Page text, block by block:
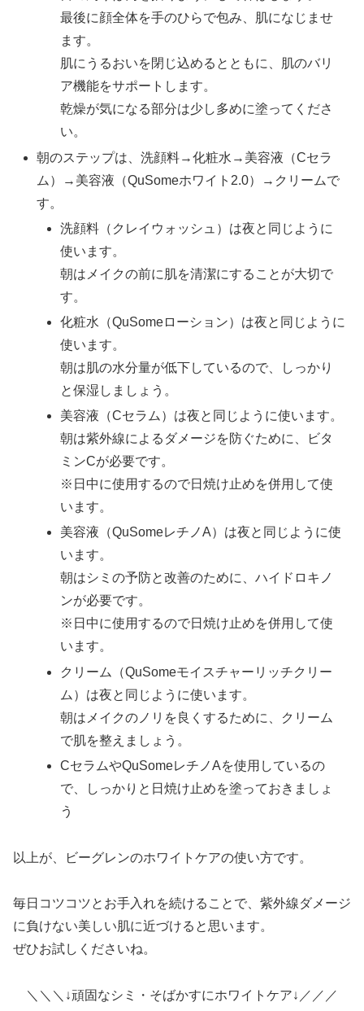
最後に顔全体を手のひらで包み、肌になじませ
ます。
肌にうるおいを閉じ込めるとともに、肌のバリ
ア機能をサポートします。
乾燥が気になる部分は少し多めに塗ってくださ
い。
朝のステップは、洗顔料→化粧水→美容液（Cセラ
ム）→美容液（QuSomeホワイト2.0）→クリームで
す。
洗顔料（クレイウォッシュ）は夜と同じように
使います。
朝はメイクの前に肌を清潔にすることが大切で
す。
化粧水（QuSomeローション）は夜と同じように
使います。
朝は肌の水分量が低下しているので、しっかり
と保湿しましょう。
美容液（Cセラム）は夜と同じように使います。
朝は紫外線によるダメージを防ぐために、ビタ
ミンCが必要です。
※日中に使用するので日焼け止めを併用して使
います。
美容液（QuSomeレチノA）は夜と同じように使
います。
朝はシミの予防と改善のために、ハイドロキノ
ンが必要です。
※日中に使用するので日焼け止めを併用して使
います。
クリーム（QuSomeモイスチャーリッチクリー
ム）は夜と同じように使います。
朝はメイクのノリを良くするために、クリーム
で肌を整えましょう。
CセラムやQuSomeレチノAを使用しているの
で、しっかりと日焼け止めを塗っておきましょ
う
以上が、ビーグレンのホワイトケアの使い方です。
毎日コツコツとお手入れを続けることで、紫外線ダメージ
に負けない美しい肌に近づけると思います。
ぜひお試しくださいね。
＼＼＼↓頑固なシミ・そばかすにホワイトケア↓／／／